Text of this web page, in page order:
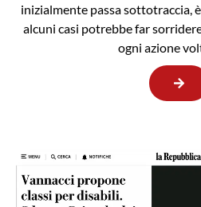
inizialmente passa sottotraccia,
alcuni casi potrebbe far
ogni azione